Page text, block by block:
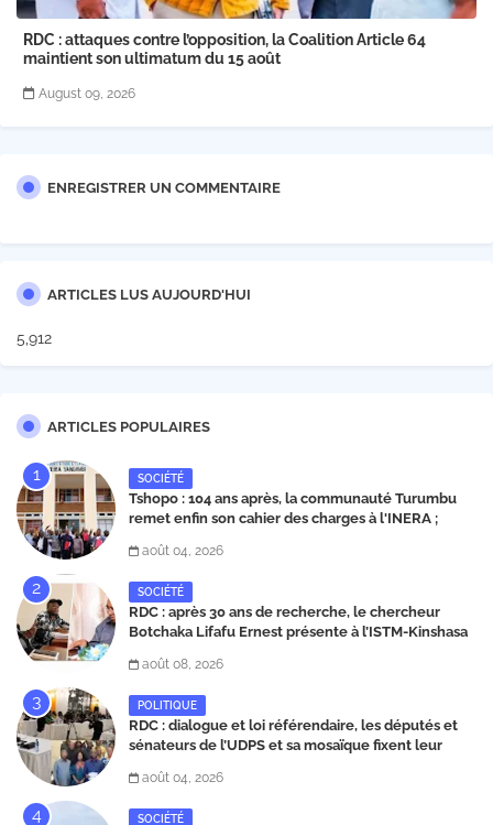
RDC : attaques contre l’opposition, la Coalition Article 64
maintient son ultimatum du 15 août
August 09, 2026
ENREGISTRER UN COMMENTAIRE
ARTICLES LUS AUJOURD'HUI
5,912
ARTICLES POPULAIRES
SOCIÉTÉ
Tshopo : 104 ans après, la communauté Turumbu
remet enfin son cahier des charges à l'INERA ;
août 04, 2026
SOCIÉTÉ
RDC : après 30 ans de recherche, le chercheur
Botchaka Lifafu Ernest présente à l’ISTM-Kinshasa
août 08, 2026
POLITIQUE
RDC : dialogue et loi référendaire, les députés et
sénateurs de l’UDPS et sa mosaïque fixent leur
Matata
août 04, 2026
SOCIÉTÉ